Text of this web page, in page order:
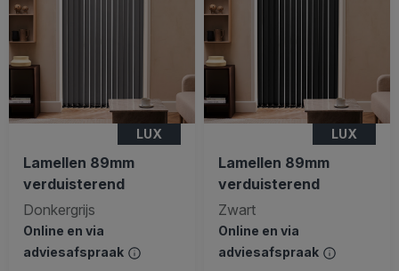
LUX
Lamellen 89mm
verduisterend
Donkergrijs
Online en via
adviesafspraak
LUX
Lamellen 89mm
verduisterend
Zwart
Online en via
adviesafspraak